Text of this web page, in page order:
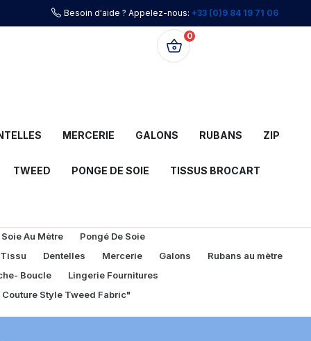
Besoin d'aide ? Appelez-nous: +33 (0)9 84 19 71 06
0
MERCERIE GALONS RUBANS ZIP
TWEED PONGE DE SOIE TISSUS BROCART
Au Mètre
Pongé De Soie
Dentelles Mercerie Galons
Rubans au mètre
Boucle
Lingerie Fournitures
Style Tweed Fabric"